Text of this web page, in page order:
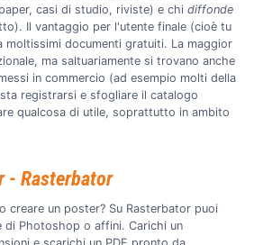
casi di studio, riviste) e chi diffonde
Il vantaggio per l'utente finale (cioè tu
moltissimi documenti gratuiti. La maggior
ma saltuariamente si trovano anche
in commercio (ad esempio molti della
registrarsi e sfogliare il catalogo
qualcosa di utile, soprattutto in ambito
- Rasterbator
creare un poster? Su Rasterbator puoi
di Photoshop o affini. Carichi un